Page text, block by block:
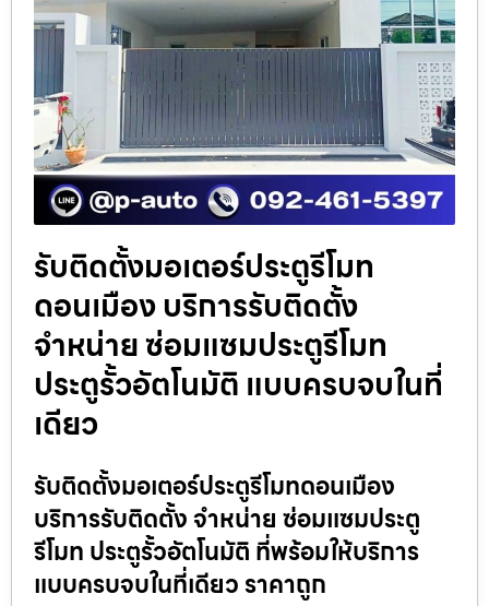
รับติดตั้งมอเตอร์ประตูรีโมท
ดอนเมือง บริการรับติดตั้ง
จำหน่าย ซ่อมแซมประตูรีโมท
ประตูรั้วอัตโนมัติ แบบครบจบในที่
เดียว
รับติดตั้งมอเตอร์ประตูรีโมทดอนเมือง
บริการรับติดตั้ง จำหน่าย ซ่อมแซมประตู
รีโมท ประตูรั้วอัตโนมัติ ที่พร้อมให้บริการ
แบบครบจบในที่เดียว ราคาถูก